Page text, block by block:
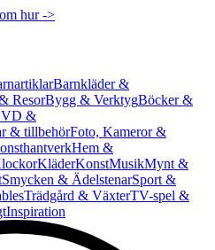
hur ->
Barnkläder &
ResorBygg & VerktygBöcker &
&
& tillbehörFoto, Kameror &
Hem &
KläderKonstMusikMynt &
Smycken & ÄdelstenarSport &
Trädgård & VäxterTV-spel &
Inspiration